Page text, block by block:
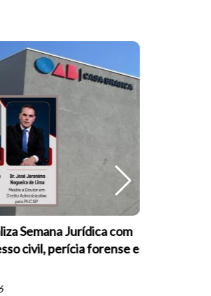
Semana Jurídica com
civil, perícia forense e